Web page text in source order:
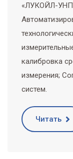
«ЛУКОЙЛ-
калибровка
измерения;
систем.
Читать